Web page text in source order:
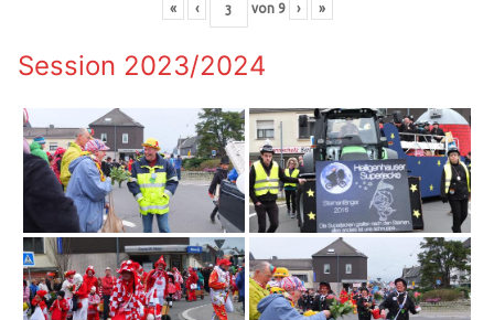
« ‹ von 9 › »
Session 2023/2024